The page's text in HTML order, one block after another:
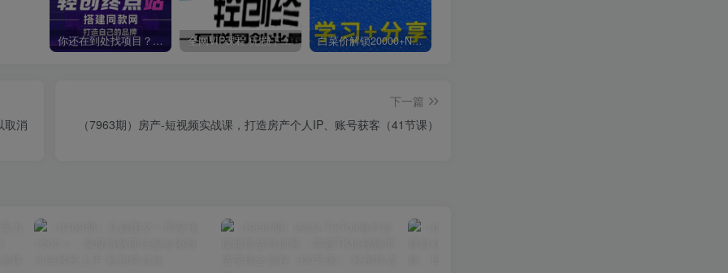
你还在到处找项目？还在当韭菜？我靠卖项目一个月收入5万+，曾经我也是个失败者。 全网VIP课程 无损下载~ 白菜价解锁20000+N个赚钱机会，加入轻创终点站会员，全站资源免费学习。
取消
下一篇
（7963期）房产-短视频实战课，打造房产个人IP、账号获客（41节课）